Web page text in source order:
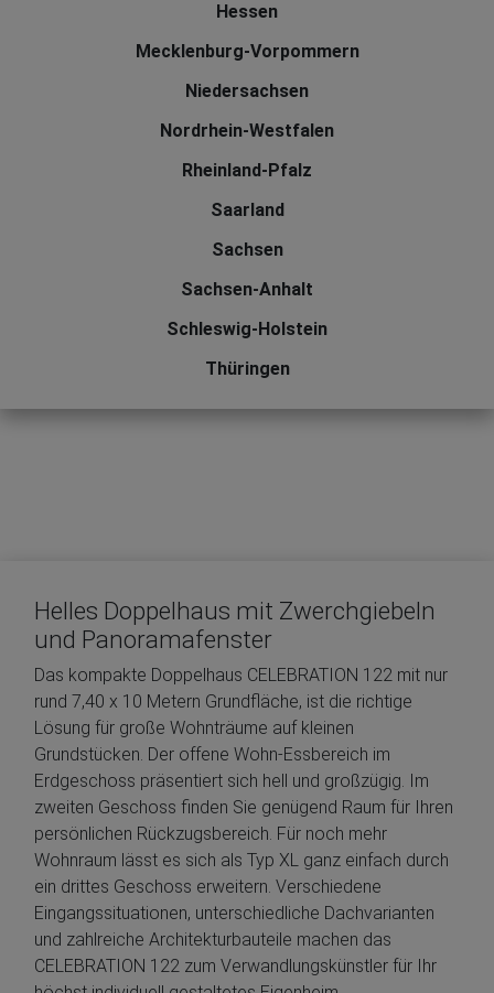
Hessen
Mecklenburg-Vorpommern
Niedersachsen
Nordrhein-Westfalen
Rheinland-Pfalz
Saarland
Sachsen
Sachsen-Anhalt
Schleswig-Holstein
Thüringen
Helles Doppelhaus mit Zwerchgiebeln
und Panoramafenster
Das kompakte Doppelhaus CELEBRATION 122 mit nur
rund 7,40 x 10 Metern Grundfläche, ist die richtige
Lösung für große Wohnträume auf kleinen
Grundstücken. Der offene Wohn-Essbereich im
Erdgeschoss präsentiert sich hell und großzügig. Im
zweiten Geschoss finden Sie genügend Raum für Ihren
persönlichen Rückzugsbereich. Für noch mehr
Wohnraum lässt es sich als Typ XL ganz einfach durch
ein drittes Geschoss erweitern. Verschiedene
Eingangssituationen, unterschiedliche Dachvarianten
und zahlreiche Architekturbauteile machen das
CELEBRATION 122 zum Verwandlungskünstler für Ihr